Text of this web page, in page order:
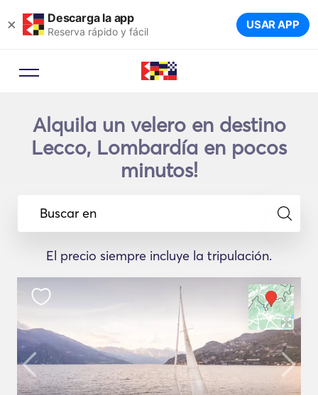
× Descarga la app
Reserva rápido y fácil USAR APP
Alquila un velero en destino
Lecco, Lombardía en pocos
minutos!
Buscar en
El precio siempre incluye la tripulación.